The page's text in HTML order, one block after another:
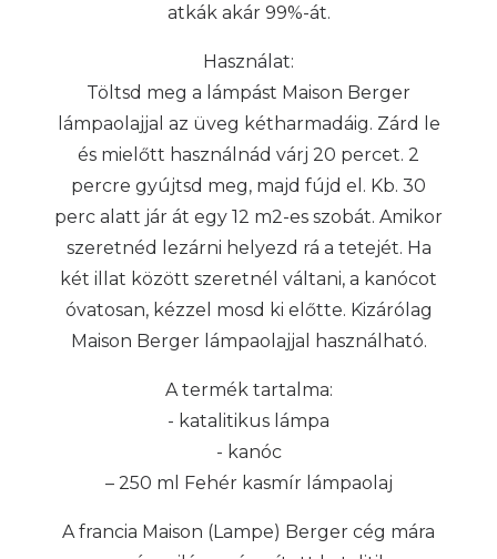
atkák akár 99%-át.
Használat:
Töltsd meg a lámpást Maison Berger
lámpaolajjal az üveg kétharmadáig. Zárd le
és mielőtt használnád várj 20 percet. 2
percre gyújtsd meg, majd fújd el. Kb. 30
perc alatt jár át egy 12 m2-es szobát. Amikor
szeretnéd lezárni helyezd rá a tetejét. Ha
két illat között szeretnél váltani, a kanócot
óvatosan, kézzel mosd ki előtte. Kizárólag
Maison Berger lámpaolajjal használható.
A termék tartalma:
- katalitikus lámpa
- kanóc
– 250 ml Fehér kasmír lámpaolaj
A francia Maison (Lampe) Berger cég mára